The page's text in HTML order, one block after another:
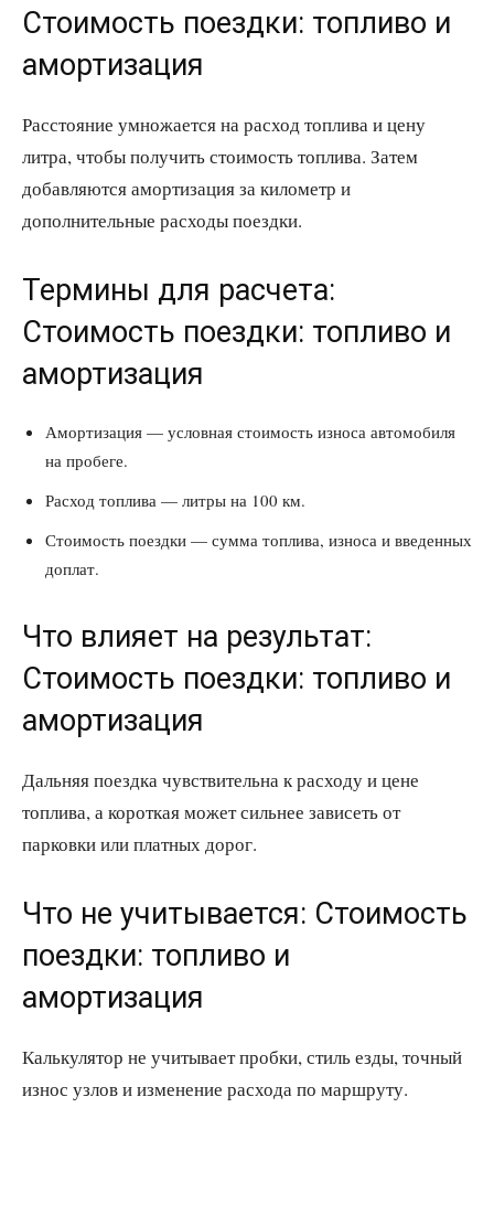
Стоимость поездки: топливо и
амортизация
Расстояние умножается на расход топлива и цену
литра, чтобы получить стоимость топлива. Затем
добавляются амортизация за километр и
дополнительные расходы поездки.
Термины для расчета:
Стоимость поездки: топливо и
амортизация
Амортизация — условная стоимость износа автомобиля
на пробеге.
Расход топлива — литры на 100 км.
Стоимость поездки — сумма топлива, износа и введенных
доплат.
Что влияет на результат:
Стоимость поездки: топливо и
амортизация
Дальняя поездка чувствительна к расходу и цене
топлива, а короткая может сильнее зависеть от
парковки или платных дорог.
Что не учитывается: Стоимость
поездки: топливо и
амортизация
Калькулятор не учитывает пробки, стиль езды, точный
износ узлов и изменение расхода по маршруту.